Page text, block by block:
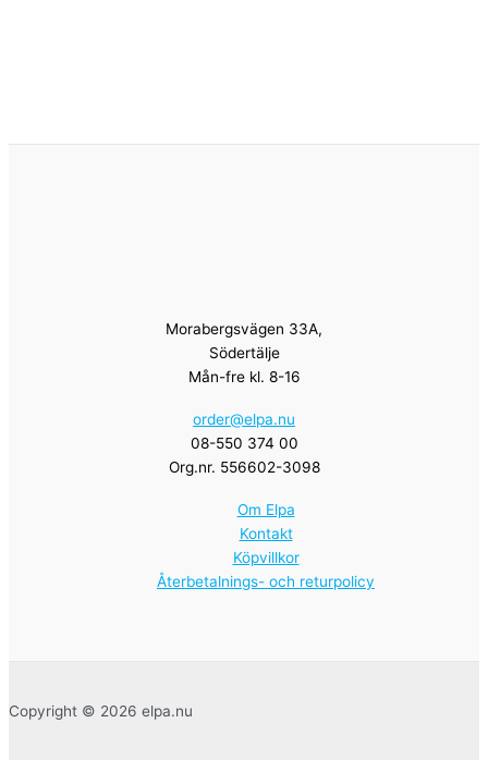
Morabergsvägen 33A,
Södertälje
Mån-fre kl. 8-16
order@elpa.nu
08-550 374 00
Org.nr. 556602-3098
Om Elpa
Kontakt
Köpvillkor
Återbetalnings- och returpolicy
Copyright © 2026 elpa.nu